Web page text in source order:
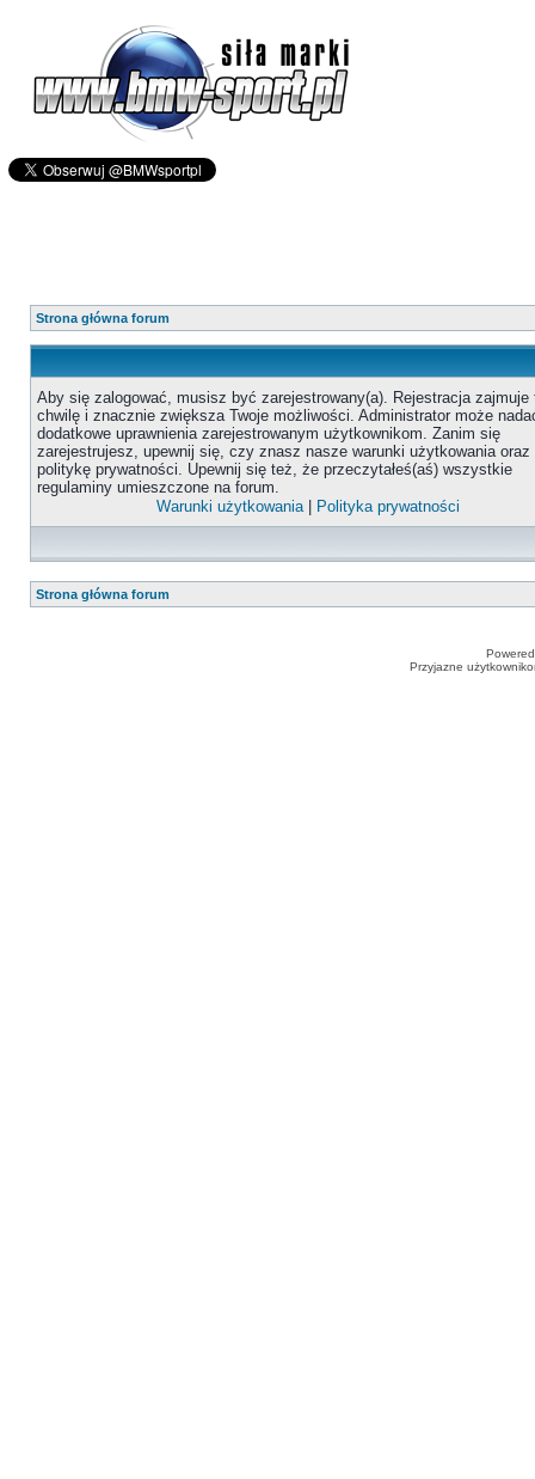
Strona główna forum
Aby się zalogować, musisz być zarejestrowany(a). Rejestracja zajmuje
chwilę i znacznie zwiększa Twoje możliwości. Administrator może
dodatkowe uprawnienia zarejestrowanym użytkownikom. Zanim się
zarejestrujesz, upewnij się, czy znasz nasze warunki użytkowania oraz
politykę prywatności. Upewnij się też, że przeczytałeś(aś) wszystkie
regulaminy umieszczone na forum.
Warunki użytkowania| Polityka prywatności
Strona główna forum
Przyjazne